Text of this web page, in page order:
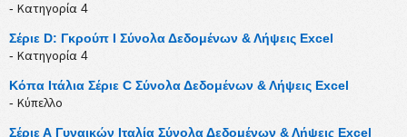
- Κατηγορία 4
Σέριε D: Γκρούπ I Σύνολα Δεδομένων & Λήψεις Excel
- Κατηγορία 4
Κόπα Ιτάλια Σέριε C Σύνολα Δεδομένων & Λήψεις Excel
- Κύπελλο
Σέριε Α Γυναικών Ιταλία Σύνολα Δεδομένων & Λήψεις Excel